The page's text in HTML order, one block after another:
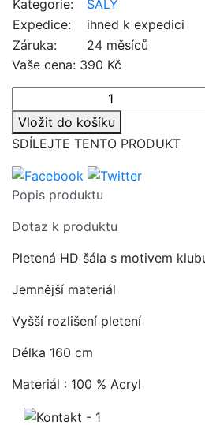
Kategorie:
ŠÁLY
Expedice:
ihned k expedici
Záruka:
24 měsíců
Vaše cena: 390 Kč
Vložit do košíku
SDÍLEJTE TENTO PRODUKT
Popis produktu
Dotaz k produktu
Pletená HD šála s motivem
Jemnější materiál
Vyšší rozlišení pletení
Délka 160 cm
Materiál : 100 % Acryl